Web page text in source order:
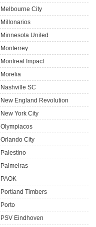
Melbourne City
Millonarios
Minnesota United
Monterrey
Montreal Impact
Morelia
Nashville SC
New England Revolution
New York City
Olympiacos
Orlando City
Palestino
Palmeiras
PAOK
Portland Timbers
Porto
PSV Eindhoven